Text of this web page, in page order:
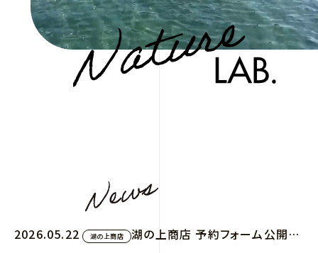
2026.05.22 湖の上商店 湖の上商店 予約フォーム公開の